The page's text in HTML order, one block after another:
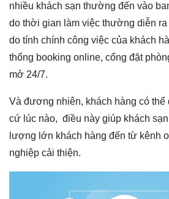
nhiều khách sạn thường đến vào
do thời gian làm việc thường diễn
do tính chính công việc của khách
thống booking online, cổng đặt
mở 24/7.
Và đương nhiên, khách hàng có
cứ lúc nào, điều này giúp khách
lượng lớn khách hàng đến từ kênh
nghiệp cải thiện.